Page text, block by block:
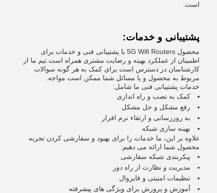
است.
پشتیبانی و خدمات:
محصول 5G Wifi Routers با پشتیبانی فنی و خدمات برای
اطمینان از عملکرد بهینه و رضایت مشتری همراه است.تیم ما از
کارشناسان در دسترس است برای کمک به هر گونه سوالات
مربوط به محصول و یا مسائل شما ممکن است مواجه.
خدمات پشتیبانی فنی ما شامل:
کمک به نصب و راه اندازی
رفع مشکل و حل مشکل
به روزرسانی و ارتقاء نرم افزار
بهینه سازی شبکه
علاوه بر این، ما خدمات را برای بهبود و سفارشی کردن تجربه
محصول شما ارائه می دهیم:
پیکربندی شبکه سفارشی
مدیریت و نظارت از راه دور
تنظیمات امنیتی و فایروال
آموزش و پرورش برای ویژگی های پیشرفته